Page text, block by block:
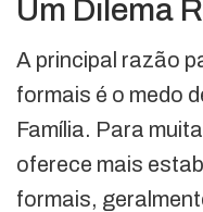
Um Dilema
A principal razão
formais é o medo
Família. Para
oferece mais
formais,